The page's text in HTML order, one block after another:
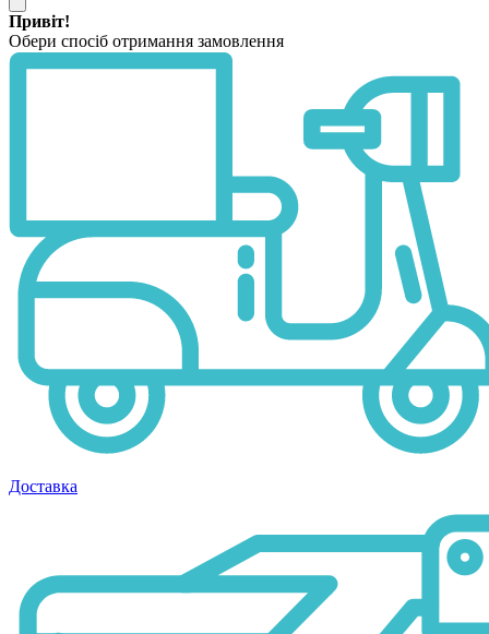
Привіт!
Обери спосіб отримання замовлення
Доставка